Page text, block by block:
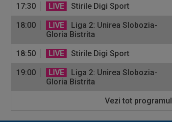
17:30 LIVE Stirile Digi Sport
18:00 LIVE
Liga 2: Unirea Slobozia-
Gloria Bistrita
18:50 LIVE Stirile Digi Sport
19:00 LIVE
Liga 2: Unirea Slobozia-
Gloria Bistrita
Vezi tot programul